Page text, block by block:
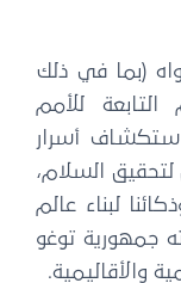
(بما في ذلك
للأمم
استكشاف أسرار
لتحقيق السلام،
لبناء عالم
جمهورية توغو
والأقاليمية.